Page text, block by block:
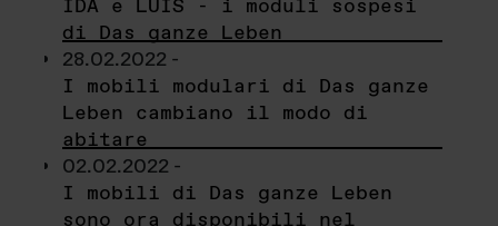
IDA e LUIS - i moduli sospesi
di Das ganze Leben
28.02.2022 -
I mobili modulari di Das ganze
Leben cambiano il modo di
abitare
02.02.2022 -
I mobili di Das ganze Leben
sono ora disponibili nel